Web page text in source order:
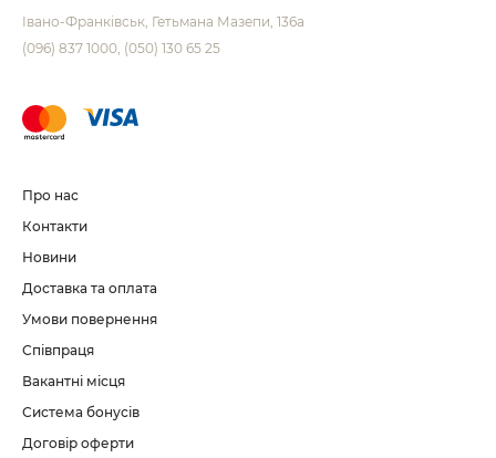
Івано-Франківськ Гетьмана Мазепи, 136а
(096) 837 1000 (050) 130 65 25
Про нас
Контакти
Новини
Доставка та оплата
Умови повернення
Співпраця
Вакантні місця
Система бонусів
Договір оферти